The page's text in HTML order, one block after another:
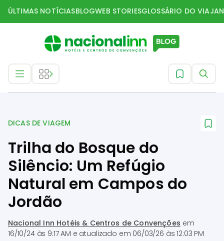
ÚLTIMAS NOTÍCIASBLOGWEB STORIESGLOSSÁRIO DO
DICAS DE VIAGEM
Trilha do Bosque do
Silêncio: Um Refúgio
Natural em Campos do
Jordão
Nacional Inn Hotéis & Centros de Convenções em
16/10/24 às 9:17 AM e atualizado em 06/03/26 às 12:03 PM